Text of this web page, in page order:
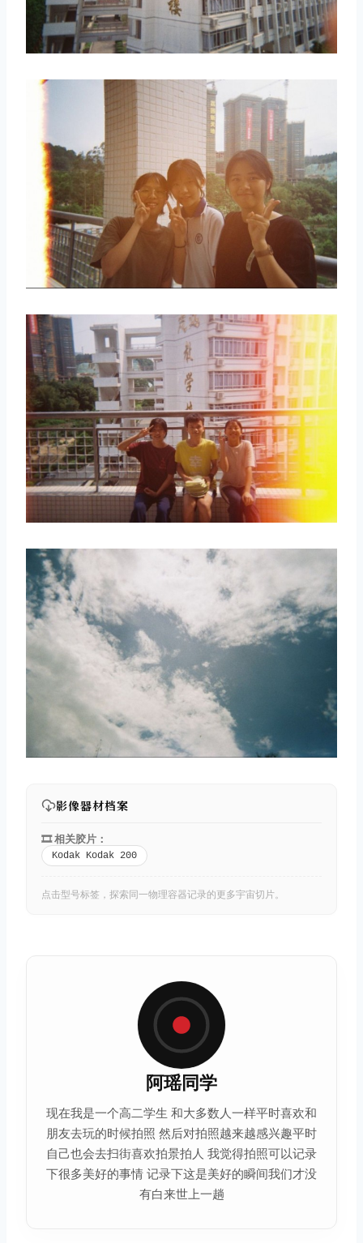
影像器材档案
🎞️ 相关胶片：
Kodak Kodak 200
点击型号标签，探索同一物理容器记录的更多宇宙切片。
阿瑶同学
现在我是一个高二学生 和大多数人一样平时喜欢和
朋友去玩的时候拍照 然后对拍照越来越感兴趣平时
自己也会去扫街喜欢拍景拍人 我觉得拍照可以记录
下很多美好的事情 记录下这是美好的瞬间我们才没
有白来世上一趟